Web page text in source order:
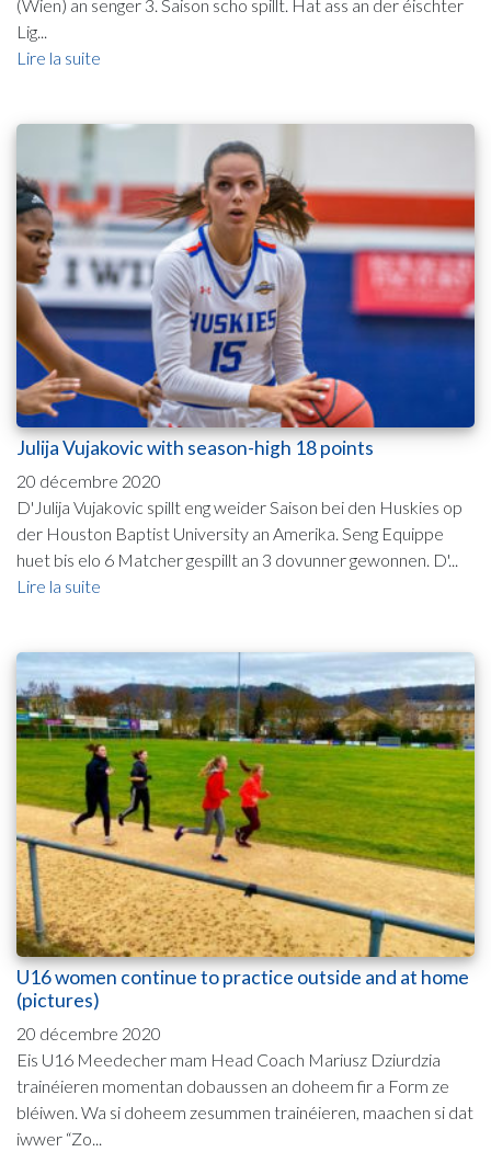
(Wien) an senger 3. Saison scho spillt. Hat ass an der éischter
Lig...
Lire la suite
Julija Vujakovic with season-high 18 points
20 décembre 2020
D'Julija Vujakovic spillt eng weider Saison bei den Huskies op
der Houston Baptist University an Amerika. Seng Equippe
huet bis elo 6 Matcher gespillt an 3 dovunner gewonnen. D'...
Lire la suite
U16 women continue to practice outside and at home
(pictures)
20 décembre 2020
Eis U16 Meedecher mam Head Coach Mariusz Dziurdzia
trainéieren momentan dobaussen an doheem fir a Form ze
bléiwen. Wa si doheem zesummen trainéieren, maachen si dat
iwwer “Zo...